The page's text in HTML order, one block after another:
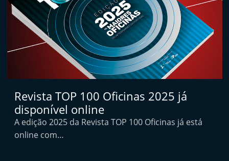
e
e
s
e
s
e
r
Revista TOP 100 Oficinas 2025 já
disponível online
A edição 2025 da Revista TOP 100 Oficinas já está
online com…